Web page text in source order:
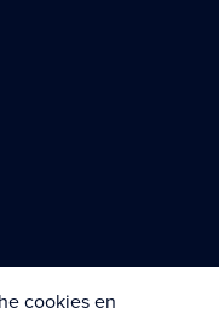
cookies en